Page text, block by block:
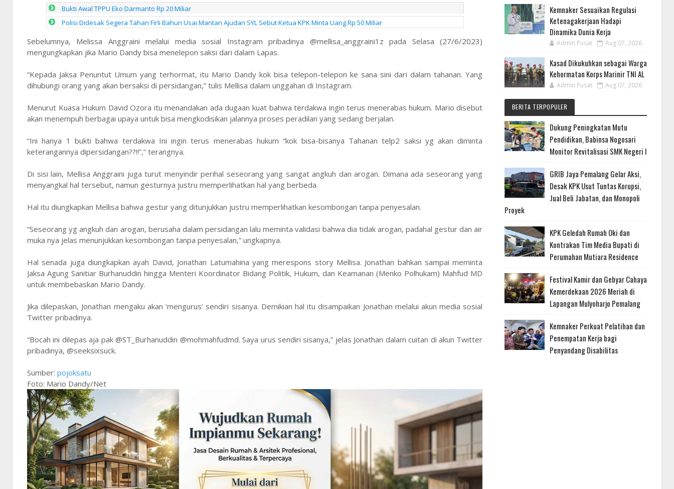
Bukti Awal TPPU Eko Darmanto Rp 20 Miliar
Polisi Didesak Segera Tahan Firli Bahuri Usai Mantan Ajudan SYL Sebut Ketua KPK Minta Uang Rp 50 Miliar
Sebelumnya, Melissa Anggraini melalui media sosial Instagram pribadinya @mellisa_anggraini1z pada Selasa (27/6/2023)
mengungkapkan jika Mario Dandy bisa menelepon saksi dari dalam Lapas.
“Kepada Jaksa Penuntut Umum yang terhormat, itu Mario Dandy kok bisa telepon-telepon ke sana sini dari dalam tahanan. Yang
dihubungi orang yang akan bersaksi di persidangan,” tulis Mellisa dalam unggahan di Instagram.
Menurut Kuasa Hukum David Ozora itu menandakan ada dugaan kuat bahwa terdakwa ingin terus menerabas hukum. Mario disebut
akan menempuh berbagai upaya untuk bisa mengkodisikan jalannya proses peradilan yang sedang berjalan.
“Ini hanya 1 bukti bahwa terdakwa Ini ingin terus menerabas hukum “kok bisa-bisanya Tahanan telp2 saksi yg akan diminta
keterangannya dipersidangan??!!”,” terangnya.
Di sisi lain, Mellisa Anggraini juga turut menyindir perihal seseorang yang sangat angkuh dan arogan. Dimana ada seseorang yang
menyangkal hal tersebut, namun gesturnya justru memperlihatkan hal yang berbeda.
Hal itu diungkapkan Mellisa bahwa gestur yang ditunjukkan justru memperlihatkan kesombongan tanpa penyesalan.
“Seseorang yg angkuh dan arogan, berusaha dalam persidangan lalu meminta validasi bahwa dia tidak arogan, padahal gestur dan air
muka nya jelas menunjukkan kesombongan tanpa penyesalan,” ungkapnya.
Hal senada juga diungkapkan ayah David, Jonathan Latumahina yang merespons story Mellisa. Jonathan bahkan sampai meminta
Jaksa Agung Sanitiar Burhanuddin hingga Menteri Koordinator Bidang Politik, Hukum, dan Keamanan (Menko Polhukam) Mahfud MD
untuk membebaskan Mario Dandy.
Jika dilepaskan, Jonathan mengaku akan ‘mengurus’ sendiri sisanya. Demikian hal itu disampaikan Jonathan melalui akun media sosial
Twitter pribadinya.
“Bocah ini dilepas aja pak @ST_Burhanuddin @mohmahfudmd. Saya urus sendiri sisanya,” jelas Jonathan dalam cuitan di akun Twitter
pribadinya, @seeksixsuck.
Sumber: pojoksatu
Foto: Mario Dandy/Net
Kemnaker Sesuaikan Regulasi
Ketenagakerjaan Hadapi
Dinamika Dunia Kerja
Admin Pusat Aug 07, 2026
Kasad Dikukuhkan sebagai Warga
Kehormatan Korps Marinir TNI AL
Admin Pusat Aug 07, 2026
BERITA TERPOPULER
Dukung Peningkatan Mutu
Pendidikan, Babinsa Nogosari
Monitor Revitalisasi SMK Negeri I
GRIB Jaya Pemalang Gelar Aksi,
Desak KPK Usut Tuntas Korupsi,
Jual Beli Jabatan, dan Monopoli
Proyek
KPK Geledah Rumah Oki dan
Kontrakan Tim Media Bupati di
Perumahan Mutiara Residence
Festival Kamir dan Gebyar Cahaya
Kemerdekaan 2026 Meriah di
Lapangan Mulyoharjo Pemalang
Kemnaker Perkuat Pelatihan dan
Penempatan Kerja bagi
Penyandang Disabilitas